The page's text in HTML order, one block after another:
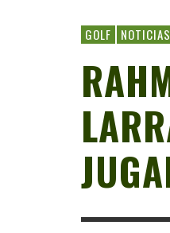
GOLF